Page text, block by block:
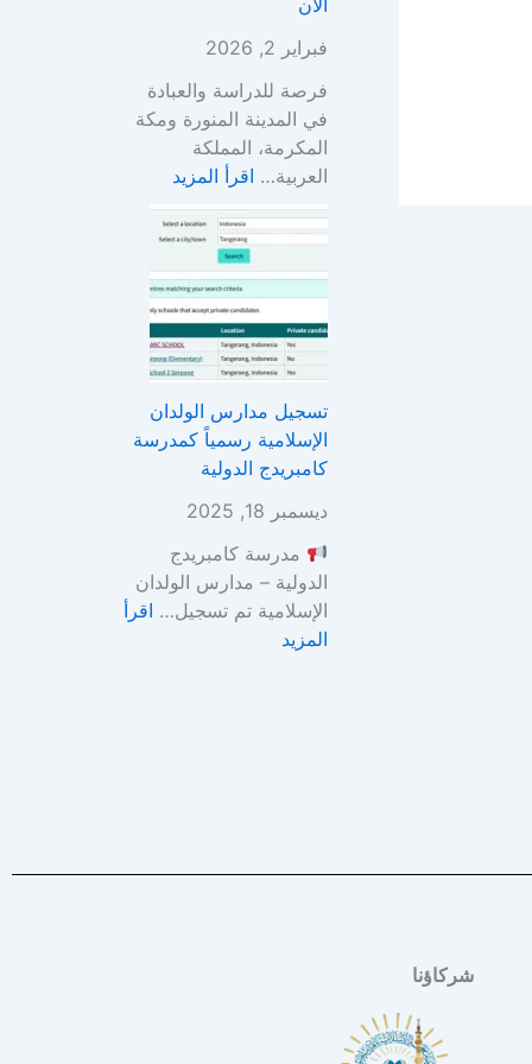
إ
س
ل
ا
م
ة
3
ب
ـ
S
D
C
Y
الآن
فبراير 2, 2026
فرصة للدراسة والعبادة
في المدينة المنورة ومكة
المكرمة، المملكة
العربية… اقرأ المزيد
س
ة
ن
ي
ن
)
2
0
6
–
ة
ل
ل
ع
تسجيل مدارس الولدان
الإسلامية رسمياً كمدرسة
كامبريدج الدولية
ديسمبر 18, 2025
مدرسة كامبريدج
الدولية – مدارس الولدان
الإسلامية تم تسجيل… اقرأ
المزيد
شركاؤنا